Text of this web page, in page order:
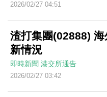
2026/02/27 04:51
渣打集團(02888)
新情況
即時新聞 港交所通告
2026/02/27 03:42